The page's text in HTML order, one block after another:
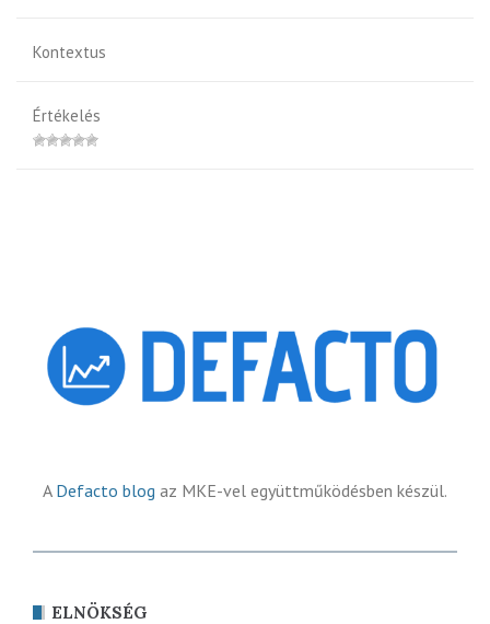
Kontextus
Értékelés
A Defacto blog az MKE-vel együttműködésben készül.
ELNÖKSÉG